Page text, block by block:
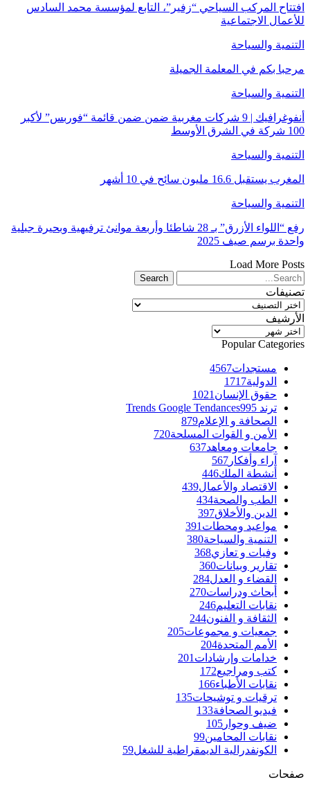
افتتاح المركب السياحي “زفير”، التابع لمؤسسة محمد السادس
للأعمال الاجتماعية
التنمية والسياحة
مرحبا بكم في المعلمة الجميلة
التنمية والسياحة
أنفوغرافيك | 9 شركات مغربية ضمن ضمن قائمة “فوربس” لأكبر
100 شركة في الشرق الأوسط
التنمية والسياحة
المغرب يستقبل 16.6 مليون سائح في 10 أشهر
التنمية والسياحة
رفع “اللواء الأزرق” بـ 28 شاطئا وأربعة موانئ ترفيهية وبحيرة جبلية
واحدة برسم صيف 2025
Load More Posts
تصنيفات
تصنيفات
الأرشيف
الأرشيف
Popular Categories
مستجدات4567
الدولية1717
حقوق الإنسان 1021
ترند Trends Google Tendances 995
الصحافة و الإعلام879
الأمن و القوات المسلحة720
جامعات ومعاهد637
آراء وأفكار 567
أنشطة الملك446
الاقتصاد والأعمال439
الطب والصحة434
الدين والأخلاق397
مواعيد ومحطات 391
التنمية والسياحة380
وفيات و تعازي368
تقارير وبيانات360
القضاء و العدل284
أبحاث ودراسات270
نقابات التعليم246
الثقافة و الفنون244
جمعيات و مجموعات205
الأمم المتحدة204
خدامات وإرشادات 201
كتب ومراجيع172
نقابات الأطباء166
ترقيات و توشيحات135
فيديو الصحافة133
ضيف وحوار 105
نقابات المحامين99
الكونفدرالية الديمقراطية للشغل59
صفحات